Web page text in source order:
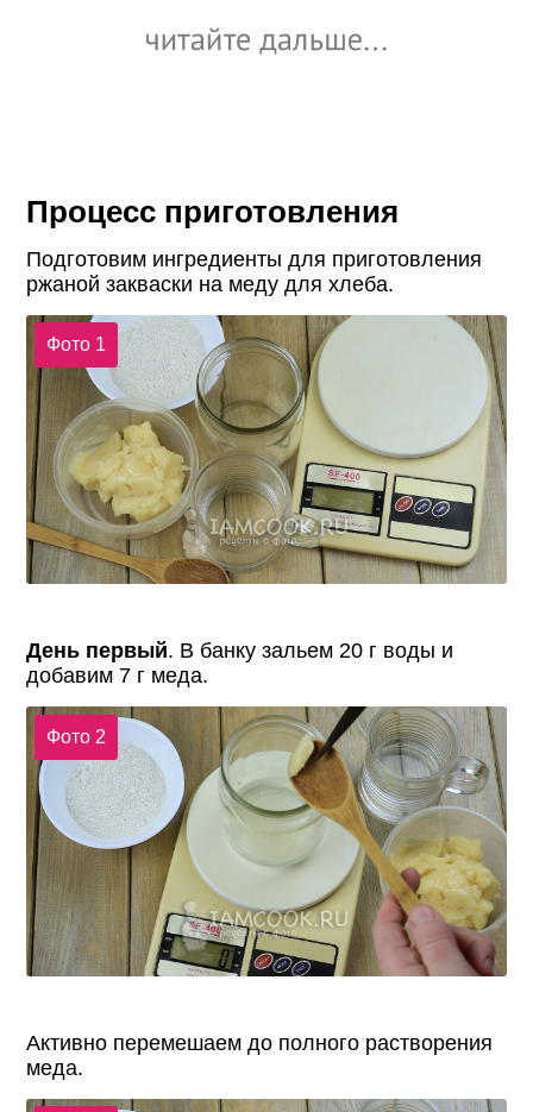
Процесс приготовления
Подготовим ингредиенты для приготовления
ржаной закваски на меду для хлеба.
Фото 1
День первый. В банку зальем 20 г воды и
добавим 7 г меда.
Фото 2
Активно перемешаем до полного растворения
меда.